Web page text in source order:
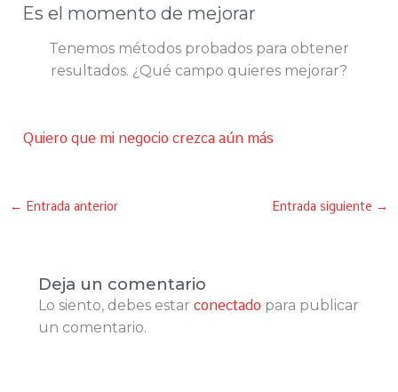
Es el momento de mejorar
Tenemos métodos probados para obtener
resultados. ¿Qué campo quieres mejorar?
Quiero que mi negocio crezca aún más
← Entrada anterior Entrada siguiente →
Deja un comentario
Lo siento, debes estar conectadopara publicar
un comentario.